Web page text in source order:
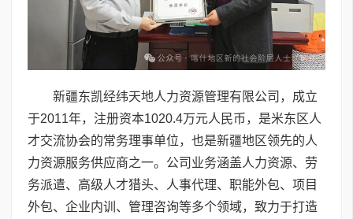
新疆东凯经纬天地人力资源管理有限公司，成立
于2011年，注册资本1020.4万元人民币，是米东区人
才交流协会的常务理事单位，也是新疆地区领先的人
力资源服务供应商之一。公司业务涵盖人力资源、劳
务派遣、高级人才猎头、人事代理、职能外包、项目
外包、企业内训、管理咨询等多个领域，致力于打造